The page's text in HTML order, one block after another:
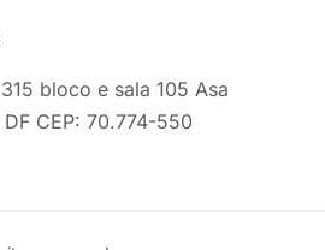
bloco e sala 105 Asa
CEP: 70.774-550